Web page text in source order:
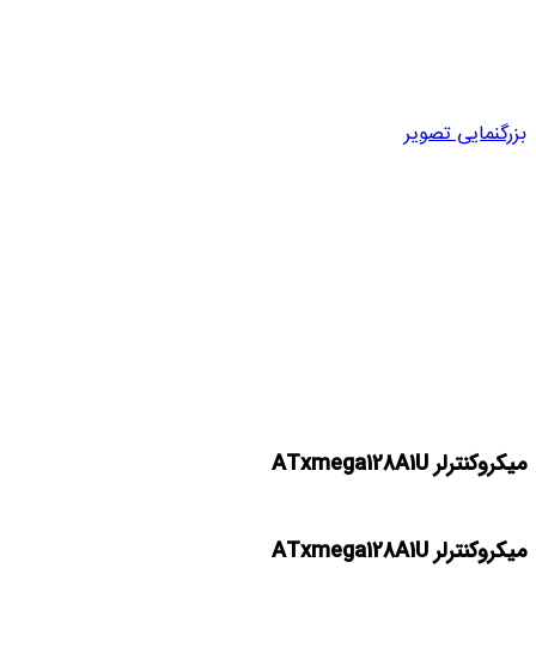
بزرگنمایی تصویر
میکروکنترلر ATxmega128A1U
میکروکنترلر ATxmega128A1U